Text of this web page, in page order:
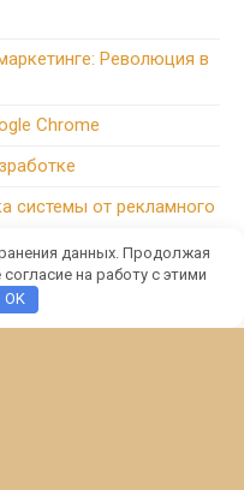
Революция в
Chrome
системы от рекламного
защита для вашего
данных. Продолжая
на работу с этими
OK